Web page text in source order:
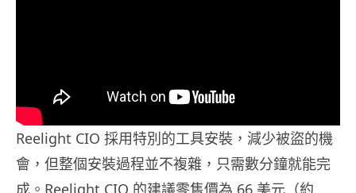
Reelight CIO 採用特別的工具安裝，減少被盜的機
會，但整個安裝過程並不複雜，只需數分鐘就能完
成。Reelight CIO 的建議零售價為 66 美元（約